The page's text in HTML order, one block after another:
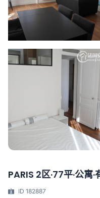
PARIS 2区·77平·公寓
ID 182887